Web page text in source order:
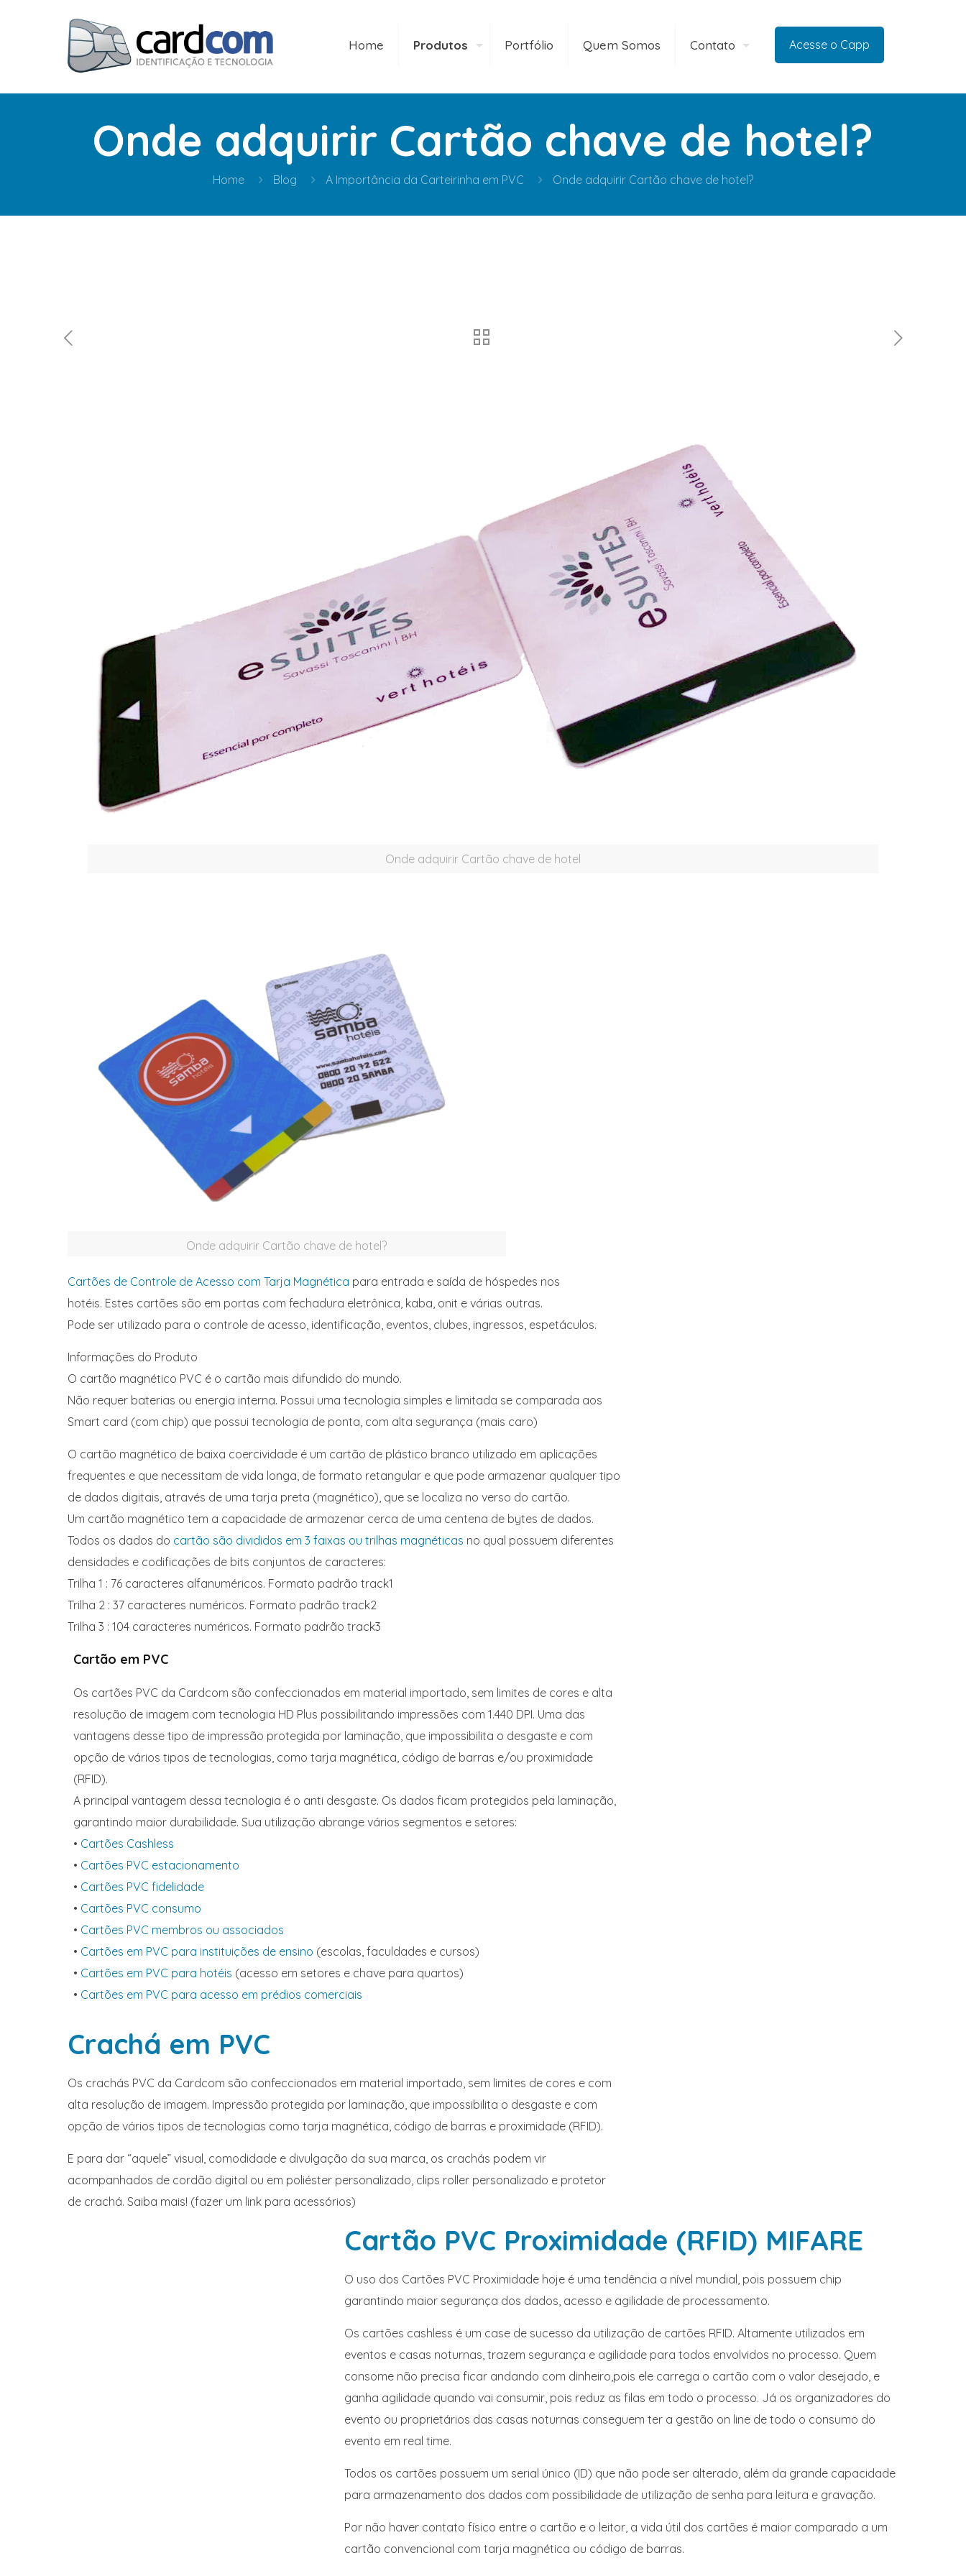
Home Produtos Portfólio Quem Somos Contato Acesse o Capp
Onde adquirir Cartão chave de hotel?
Home Blog A Importância da Carteirinha em PVC Onde adquirir Cartão chave de hotel?
Onde adquirir Cartão chave de hotel
Onde adquirir Cartão chave de hotel?
Cartões de Controle de Acesso com Tarja Magnética para entrada e saída de hóspedes nos
hotéis. Estes cartões são em portas com fechadura eletrônica, kaba, onit e várias outras.
Pode ser utilizado para o controle de acesso, identificação, eventos, clubes, ingressos, espetáculos.
Informações do Produto
O cartão magnético PVC é o cartão mais difundido do mundo.
Não requer baterias ou energia interna. Possui uma tecnologia simples e limitada se comparada aos
Smart card (com chip) que possui tecnologia de ponta, com alta segurança (mais caro)
O cartão magnético de baixa coercividade é um cartão de plástico branco utilizado em aplicações
frequentes e que necessitam de vida longa, de formato retangular e que pode armazenar qualquer tipo
de dados digitais, através de uma tarja preta (magnético), que se localiza no verso do cartão.
Um cartão magnético tem a capacidade de armazenar cerca de uma centena de bytes de dados.
Todos os dados do cartão são divididos em 3 faixas ou trilhas magnéticas no qual possuem diferentes
densidades e codificações de bits conjuntos de caracteres:
Trilha 1 : 76 caracteres alfanuméricos. Formato padrão track1
Trilha 2 : 37 caracteres numéricos. Formato padrão track2
Trilha 3 : 104 caracteres numéricos. Formato padrão track3
Cartão em PVC
Os cartões PVC da Cardcom são confeccionados em material importado, sem limites de cores e alta
resolução de imagem com tecnologia HD Plus possibilitando impressões com 1.440 DPI. Uma das
vantagens desse tipo de impressão protegida por laminação, que impossibilita o desgaste e com
opção de vários tipos de tecnologias, como tarja magnética, código de barras e/ou proximidade
(RFID).
A principal vantagem dessa tecnologia é o anti desgaste. Os dados ficam protegidos pela laminação,
garantindo maior durabilidade. Sua utilização abrange vários segmentos e setores:
• Cartões Cashless
• Cartões PVC estacionamento
• Cartões PVC fidelidade
• Cartões PVC consumo
• Cartões PVC membros ou associados
• Cartões em PVC para instituições de ensino (escolas, faculdades e cursos)
• Cartões em PVC para hotéis (acesso em setores e chave para quartos)
• Cartões em PVC para acesso em prédios comerciais
Crachá em PVC
Os crachás PVC da Cardcom são confeccionados em material importado, sem limites de cores e com
alta resolução de imagem. Impressão protegida por laminação, que impossibilita o desgaste e com
opção de vários tipos de tecnologias como tarja magnética, código de barras e proximidade (RFID).
E para dar “aquele” visual, comodidade e divulgação da sua marca, os crachás podem vir
acompanhados de cordão digital ou em poliéster personalizado, clips roller personalizado e protetor
de crachá. Saiba mais! (fazer um link para acessórios)
Cartão PVC Proximidade (RFID) MIFARE
O uso dos Cartões PVC Proximidade hoje é uma tendência a nível mundial, pois possuem chip
garantindo maior segurança dos dados, acesso e agilidade de processamento.
Os cartões cashless é um case de sucesso da utilização de cartões RFID. Altamente utilizados em
eventos e casas noturnas, trazem segurança e agilidade para todos envolvidos no processo. Quem
consome não precisa ficar andando com dinheiro,pois ele carrega o cartão com o valor desejado, e
ganha agilidade quando vai consumir, pois reduz as filas em todo o processo. Já os organizadores do
evento ou proprietários das casas noturnas conseguem ter a gestão on line de todo o consumo do
evento em real time.
Todos os cartões possuem um serial único (ID) que não pode ser alterado, além da grande capacidade
para armazenamento dos dados com possibilidade de utilização de senha para leitura e gravação.
Por não haver contato físico entre o cartão e o leitor, a vida útil dos cartões é maior comparado a um
cartão convencional com tarja magnética ou código de barras.